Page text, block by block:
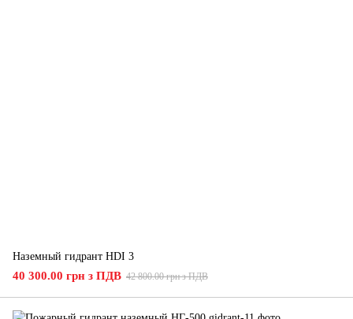
Наземный гидрант HDI 3
40 300.00 грн з ПДВ 42 800.00 грн з ПДВ